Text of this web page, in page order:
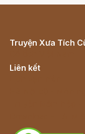
Truyện Xưa Tích
Liên kết